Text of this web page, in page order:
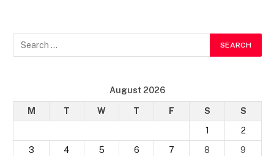
August 2026
M T W T F S
S
1
2
3
4 5 6 7 8
9